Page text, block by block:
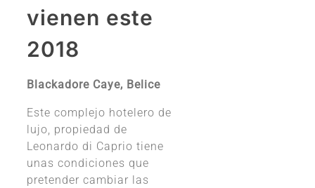
vienen este
2018
Blackadore Caye, Belice
Este complejo hotelero de
lujo, propiedad de
Leonardo di Caprio tiene
unas condiciones que
pretender cambiar las